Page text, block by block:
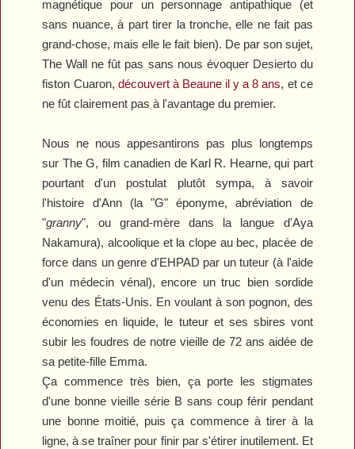
magnétique pour un personnage antipathique (et
sans nuance, à part tirer la tronche, elle ne fait pas
grand-chose, mais elle le fait bien). De par son sujet,
The Wall ne fût pas sans nous évoquer Desiertodu
fiston Cuaron, découvert à Beaune il y a 8 ans, et ce
ne fût clairement pas à l'avantage du premier.
Nous ne nous appesantirons pas plus longtemps
sur The G, film canadien de Karl R. Hearne, qui part
pourtant d'un postulat plutôt sympa, à savoir
l'histoire d'Ann (la "G" éponyme, abréviation de
"granny", ou grand-mère dans la langue d'Aya
Nakamura), alcoolique et la clope au bec, placée de
force dans un genre d'EHPAD par un tuteur (à l'aide
d'un médecin vénal), encore un truc bien sordide
venu des États-Unis. En voulant à son pognon, des
économies en liquide, le tuteur et ses sbires vont
subir les foudres de notre vieille de 72 ans aidée de
sa petite-fille Emma.
Ça commence très bien, ça porte les stigmates
d'une bonne vieille série B sans coup férir pendant
une bonne moitié, puis ça commence à tirer à la
ligne, à se traîner pour finir par s'étirer inutilement. Et